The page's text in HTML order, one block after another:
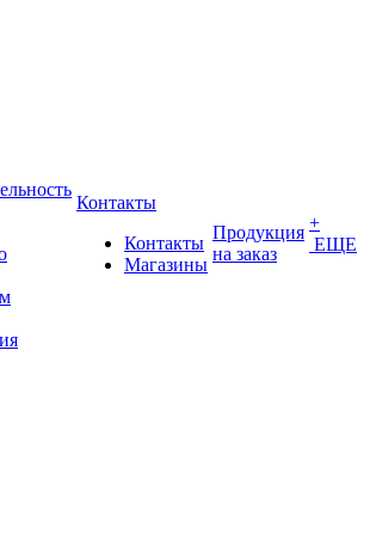
Контакты
Контакты
Магазины
Продукция
на заказ
+
ЕЩЕ